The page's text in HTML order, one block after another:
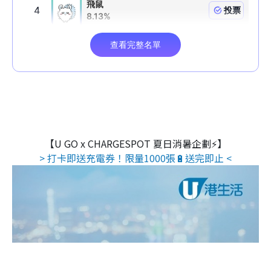
【U GO x CHARGESPOT 夏日消暑企劃⚡】
> 打卡即送充電券！限量1000張🔋送完即止 <